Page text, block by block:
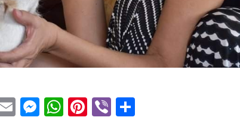
EmailMessenger
WhatsApp
Pinterest
Viber